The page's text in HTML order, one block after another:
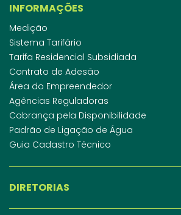
INFORMAÇÕES
Medição
Sistema Tarifário
Tarifa Residencial Subsidiada
Contrato de Adesão
Área do Empreendedor
Agências Reguladoras
Cobrança pela Disponibilidade
Padrão de Ligação de Água
Guia Cadastro Técnico
DIRETORIAS